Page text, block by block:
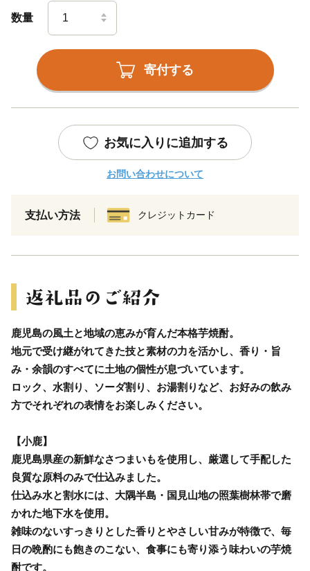
数量
寄付する
お気に入りに追加する
お問い合わせについて
支払い方法 クレジットカード
鹿児島の風土と地域の恵みが育んだ本格芋焼酎。
地元で受け継がれてきた技と素材の力を活かし、香り・旨
み・余韻のすべてに土地の個性が息づいています。
ロック、水割り、ソーダ割り、お湯割りなど、お好みの飲み
方でそれぞれの表情をお楽しみください。
【小鹿】
鹿児島県産の新鮮なさつまいもを使用し、厳選して手配した
良質な原料のみで仕込みました。
仕込み水と割水には、大隅半島・国見山地の照葉樹林帯で磨
かれた地下水を使用。
雑味のないすっきりとした香りとやさしい甘みが特徴で、毎
日の晩酌にも飽きのこない、食事にも寄り添う味わいの芋焼
酎です。